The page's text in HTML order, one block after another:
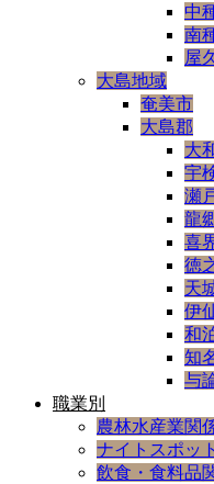
中
南
屋
大島地域
奄美市
大島郡
大
宇
瀬
龍
喜
徳
天
伊
和
知
与
職業別
農林水産業関
ナイトスポット
飲食・食料品